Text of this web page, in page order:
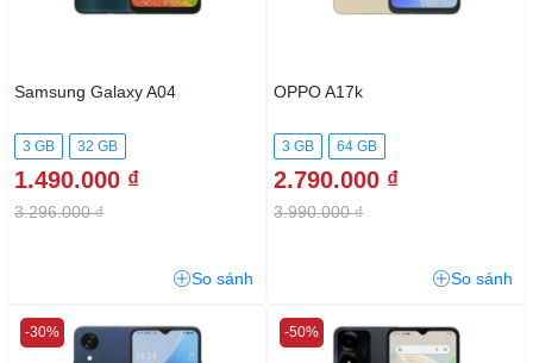
Samsung Galaxy A04
3 GB 32 GB
1.490.000 ₫
3.296.000 ₫
So sánh
OPPO A17k
3 GB 64 GB
2.790.000 ₫
3.990.000 ₫
So sánh
-30% -50%